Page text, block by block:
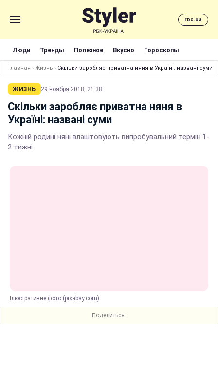
rbc.ua
Люди Тренды Полезное Вкусно Гороскопы
Главная › Жизнь › Скільки заробляє приватна няня в Україні: названі суми
ЖИЗНЬ 29 ноября 2018, 21:38
Скільки заробляє приватна няня в
Україні: названі суми
Кожній родині няні влаштовують випробувальний термін 1-
2 тижні
Ілюстративне фото (pixabay.com)
Поделиться: